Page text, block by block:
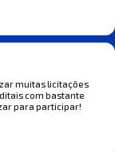
muitas licitações
com bastante
para participar!